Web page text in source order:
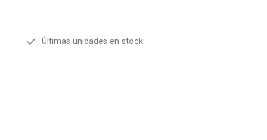
Últimas unidades en stock